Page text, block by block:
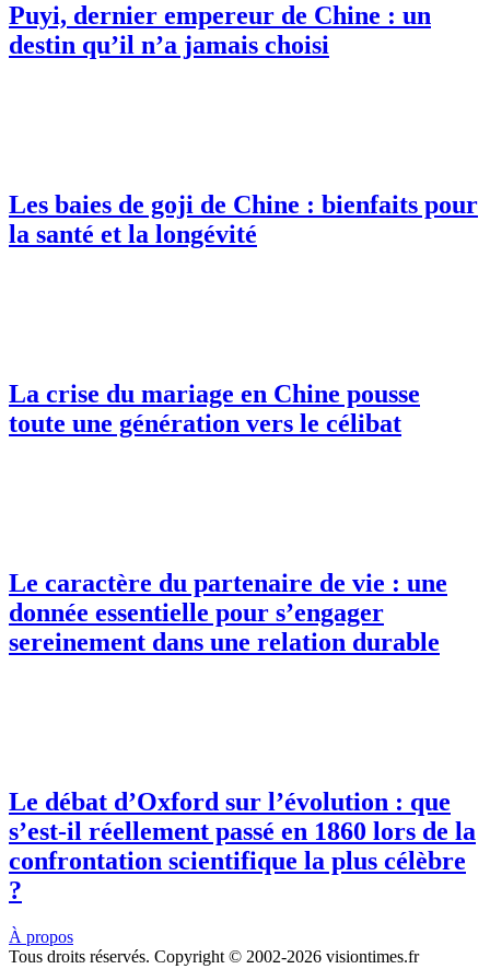
Puyi, dernier empereur de Chine : un
destin qu’il n’a jamais choisi
Les baies de goji de Chine : bienfaits pour
la santé et la longévité
La crise du mariage en Chine pousse
toute une génération vers le célibat
Le caractère du partenaire de vie : une
donnée essentielle pour s’engager
sereinement dans une relation durable
Le débat d’Oxford sur l’évolution : que
s’est-il réellement passé en 1860 lors de la
confrontation scientifique la plus célèbre
?
À propos
Tous droits réservés. Copyright © 2002-2026 visiontimes.fr